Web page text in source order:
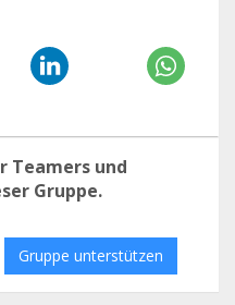
Teamers und
Gruppe.
Gruppe unterstützen